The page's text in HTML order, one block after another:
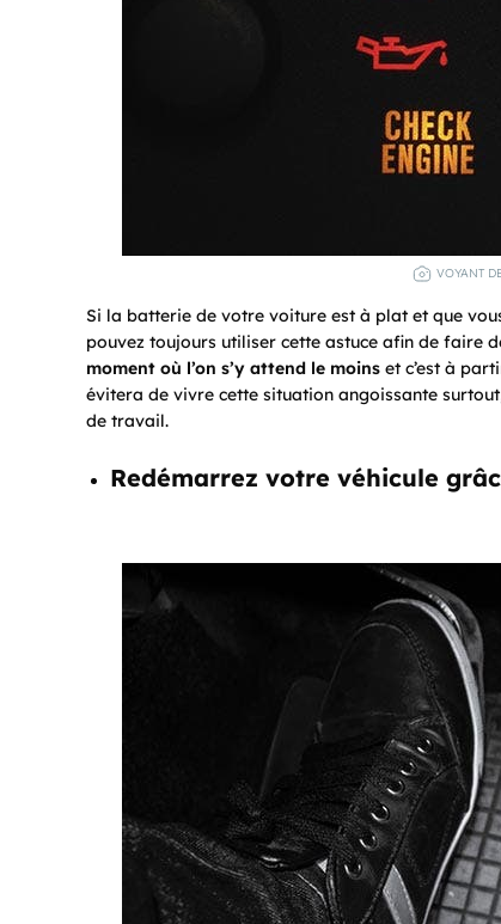
VOYANT
Si la batterie de votre voiture est à plat et que
pouvez toujours utiliser cette astuce afin de faire
moment où l’on s’y attend le moins et c’est à
évitera de vivre cette situation angoissante
de travail.
Redémarrez votre véhicule